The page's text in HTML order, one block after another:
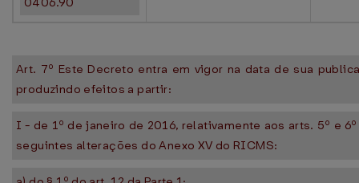
Art. 7º Este Decreto entra em vigor na data de sua
produzindo efeitos a partir:
I - de 1º de janeiro de 2016, relativamente aos arts. 5º e
seguintes alterações do Anexo XV do RICMS: